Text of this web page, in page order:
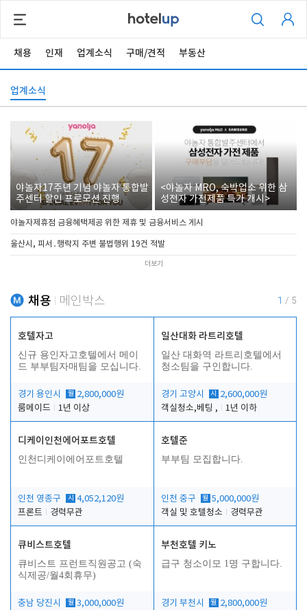
채용 인재 업계소식 구매/견적 부동산
업계소식
야놀자17주년 기념 야놀자 통합발
주센터 할인 프로모션 진행
<야놀자 MRO, 숙박업소 위한 삼
성전자 가전제품 특가 개시>
야놀자제휴점 금융혜택제공 위한 제휴 및 금융서비스 게시
울산시, 피서․행락지 주변 불법행위 19건 적발
더보기
채용 메인박스 1 / 5
호텔자고
신규 용인자고호텔에서 메이
드 부부팀자매팀을 모십니다.
경기 용인시 월 2,800,000원
룸메이드
1년 이상
일산대화 라트리호텔
일산 대화역 라트리호텔에서
청소팀을 구인합니다.
경기 고양시 시
2,600,000원
객실청소,베팅 ,
1년 이하
디케이인천에어포트호텔
인천디케이에어포트호텔
인천 영종구 시 4,052,120원
프론트
경력무관
호텔준
부부팀 모집합니다.
인천 중구 월 5,000,000원
객실 및 호텔청소
경력무관
큐비스트호텔
큐비스트 프런트직원공고 (숙
식제공/월4회휴무)
충남 당진시 월 3,000,000원
부천호텔 키노
급구 청소이모 1명 구합니다.
경기 부천시 월 2,800,000원